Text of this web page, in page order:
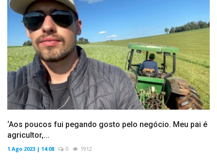
‘Aos poucos fui pegando gosto pelo negócio. Meu pai é
agricultor,...
1 Ago 2023 | 14:08 0 1912